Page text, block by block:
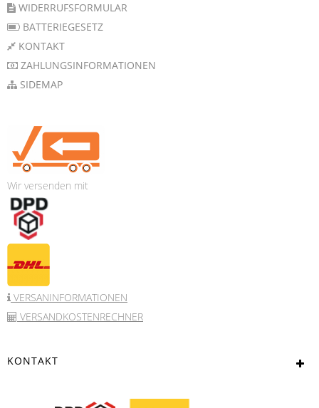
WIDERRUFSFORMULAR
BATTERIEGESETZ
KONTAKT
ZAHLUNGSINFORMATIONEN
SIDEMAP
Wir versenden mit
VERSANINFORMATIONEN
VERSANDKOSTENRECHNER
KONTAKT